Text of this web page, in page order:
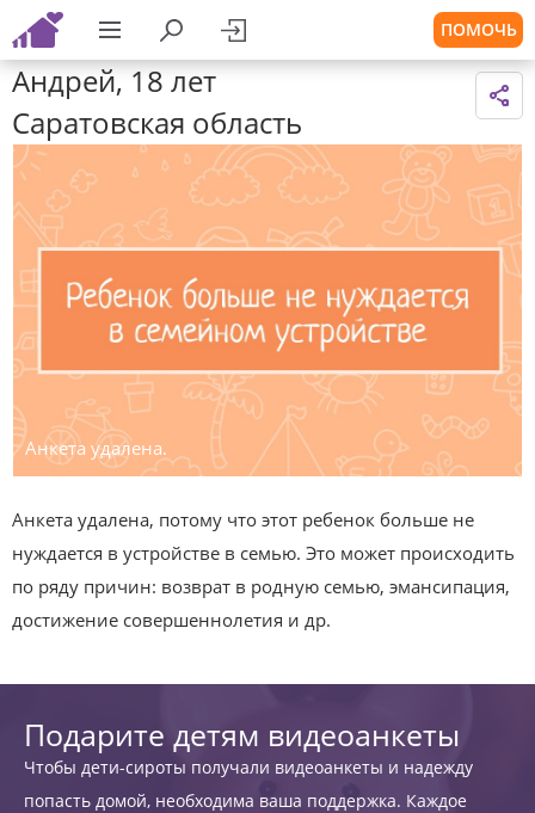
ПОМОЧЬ
Андрей, 18 лет
Саратовская область
Анкета удалена.
Анкета удалена, потому что этот ребенок больше не
нуждается в устройстве в семью. Это может происходить
по ряду причин: возврат в родную семью, эмансипация,
достижение совершеннолетия и др.
Подарите детям видеоанкеты
Чтобы дети-сироты получали видеоанкеты и надежду
попасть домой, необходима ваша поддержка. Каждое